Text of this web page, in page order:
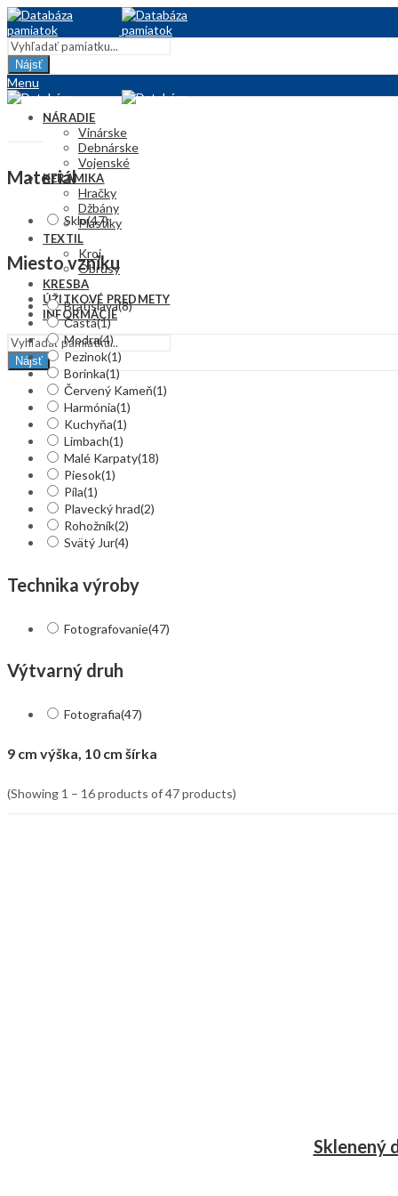
Nájsť
Menu
NÁRADIE
Vinárske
Debnárske
Vojenské
KERAMIKA
Hračky
Džbány
Plastiky
TEXTIL
Kroj
Obrusy
KRESBA
ÚŽITKOVÉ PREDMETY
INFORMÁCIE
Nájsť
Materiál
Sklo(47)
Miesto vzniku
Bratislava(8)
Častá(1)
Modra(4)
Pezinok(1)
Borinka(1)
Červený Kameň(1)
Harmónia(1)
Kuchyňa(1)
Limbach(1)
Malé Karpaty(18)
Piesok(1)
Píla(1)
Plavecký hrad(2)
Rohožník(2)
Svätý Jur(4)
Technika výroby
Fotografovanie(47)
Výtvarný druh
Fotografia(47)
9 cm výška, 10 cm šírka
(Showing 1 – 16 products of 47 products)
Sklenený